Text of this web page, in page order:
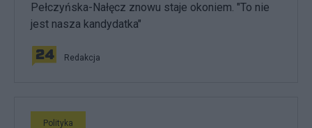
Pełczyńska-Nałęcz znowu staje okoniem. "To nie
jest nasza kandydatka"
Redakcja
Polityka